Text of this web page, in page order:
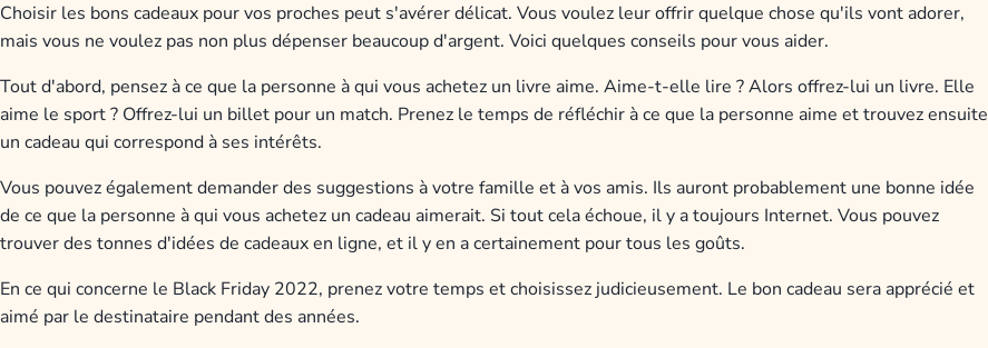
Choisir les bons cadeaux pour vos proches peut s'avérer délicat. Vous voulez leur offrir quelque chose qu'ils vont adorer,
mais vous ne voulez pas non plus dépenser beaucoup d'argent. Voici quelques conseils pour vous aider.
Tout d'abord, pensez à ce que la personne à qui vous achetez un livre aime. Aime-t-elle lire ? Alors offrez-lui un livre. Elle
aime le sport ? Offrez-lui un billet pour un match. Prenez le temps de réfléchir à ce que la personne aime et trouvez ensuite
un cadeau qui correspond à ses intérêts.
Vous pouvez également demander des suggestions à votre famille et à vos amis. Ils auront probablement une bonne idée
de ce que la personne à qui vous achetez un cadeau aimerait. Si tout cela échoue, il y a toujours Internet. Vous pouvez
trouver des tonnes d'idées de cadeaux en ligne, et il y en a certainement pour tous les goûts.
En ce qui concerne le Black Friday 2022, prenez votre temps et choisissez judicieusement. Le bon cadeau sera apprécié et
aimé par le destinataire pendant des années.